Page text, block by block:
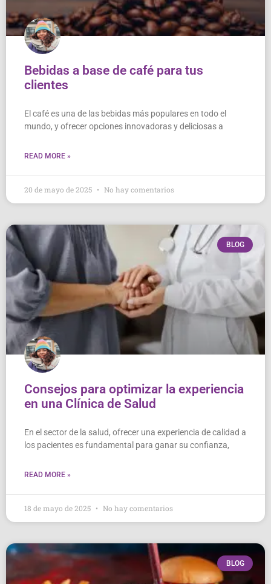
Bebidas a base de café para tus
clientes
El café es una de las bebidas más populares en todo el
mundo, y ofrecer opciones innovadoras y deliciosas a
READ MORE »
20 de mayo de 2025 No hay comentarios
BLOG
Consejos para optimizar la experiencia
en una Clínica de Salud
En el sector de la salud, ofrecer una experiencia de calidad a
los pacientes es fundamental para ganar su confianza,
READ MORE »
18 de mayo de 2025 No hay comentarios
BLOG